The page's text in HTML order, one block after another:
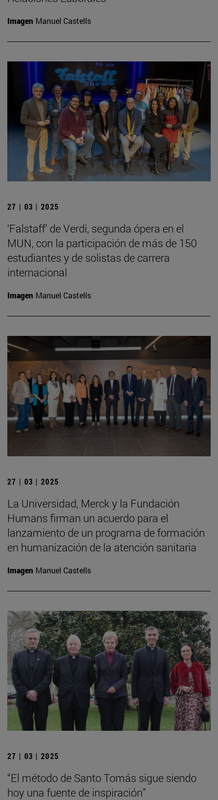
Imagen Manuel Castells
27 | 03 | 2025
‘Falstaff’ de Verdi, segunda ópera en el
MUN, con la participación de más de 150
estudiantes y de solistas de carrera
internacional
Imagen Manuel Castells
27 | 03 | 2025
La Universidad, Merck y la Fundación
Humans firman un acuerdo para el
lanzamiento de un programa de formación
en humanización de la atención sanitaria
Imagen Manuel Castells
27 | 03 | 2025
“El método de Santo Tomás sigue siendo
hoy una fuente de inspiración”